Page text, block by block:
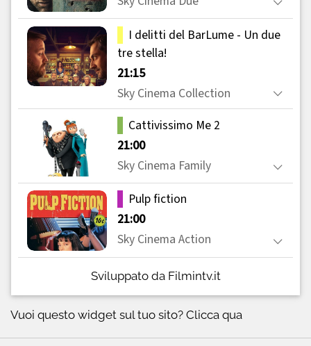
Sviluppato da Filmintv.it
Vuoi questo widget sul tuo sito? Clicca qua